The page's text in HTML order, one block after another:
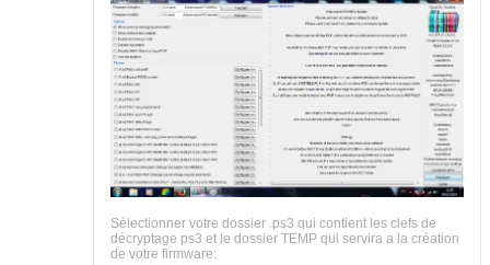
Sélectionner votre dossier .ps3 qui contient les clefs de
décryptage ps3 et le dossier TEMP qui servira a la création
de votre firmware: